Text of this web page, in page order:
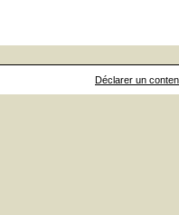
Déclarer un